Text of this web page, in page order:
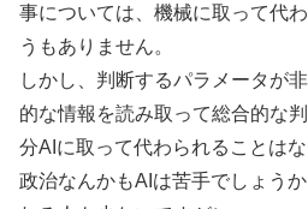
事については、機械に取って代
うもありません。
しかし、判断するパラメータが
的な情報を読み取って総合的な
分AIに取って代わられることはな
政治なんかもAIは苦手でしょう